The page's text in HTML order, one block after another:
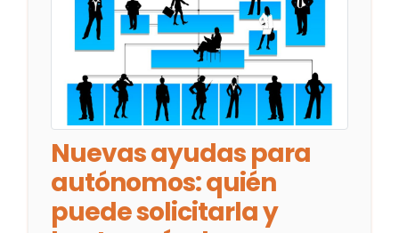
Nuevas ayudas para
autónomos: quién
puede solicitarla y